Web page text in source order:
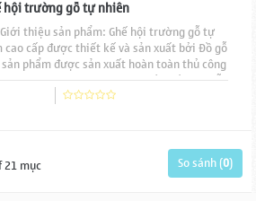
hội trường gỗ tự nhiên
Giới thiệu sản phẩm: Ghế hội trường gỗ tự
cao cấp được thiết kế và sản xuất bởi Đồ gỗ
phẩm được sản xuất hoàn toàn thủ công
đường nét đục chạm tinh tế. Chất liệu gỗ
PU cao cấp, Sản phẩm có thể được sản xuất
21 mục So sánh (0)